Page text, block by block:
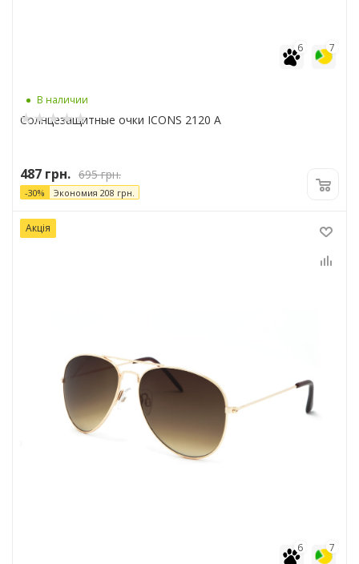
7
6
В наличии
Солнцезащитные очки ICONS 2120 A
487 грн. 695грн.
-30% Экономия 208 грн.
Акція
7
6